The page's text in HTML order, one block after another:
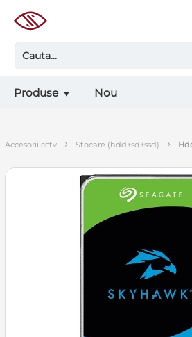
Produse Nou
accesorii cctv › stocare (hdd+sd+ssd) ›